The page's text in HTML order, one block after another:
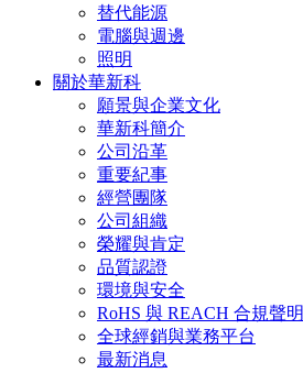
替代能源
電腦與週邊
照明
關於華新科
願景與企業文化
華新科簡介
公司沿革
重要紀事
經營團隊
公司組織
榮耀與肯定
品質認證
環境與安全
RoHS 與 REACH 合規聲明
全球經銷與業務平台
最新消息